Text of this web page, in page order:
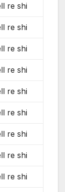
re shi
re shi
re shi
re shi
re shi
re shi
re shi
re shi
re shi